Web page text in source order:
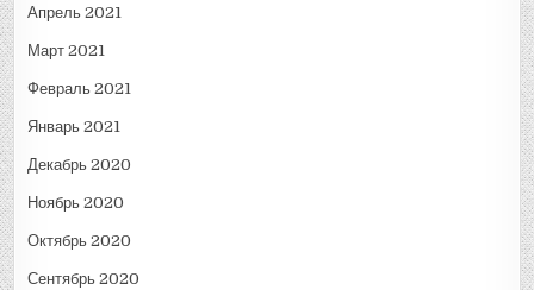
Апрель 2021
Март 2021
Февраль 2021
Январь 2021
Декабрь 2020
Ноябрь 2020
Октябрь 2020
Сентябрь 2020